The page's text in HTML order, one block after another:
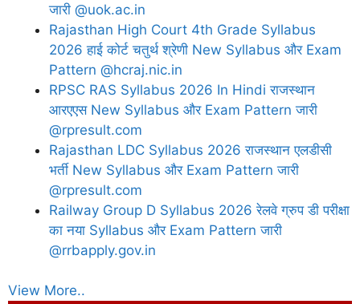
जारी @uok.ac.in
Rajasthan High Court 4th Grade Syllabus
2026 हाई कोर्ट चतुर्थ श्रेणी New Syllabus और Exam
Pattern @hcraj.nic.in
RPSC RAS Syllabus 2026 In Hindi राजस्थान
आरएएस New Syllabus और Exam Pattern जारी
@rpresult.com
Rajasthan LDC Syllabus 2026 राजस्थान एलडीसी
भर्ती New Syllabus और Exam Pattern जारी
@rpresult.com
Railway Group D Syllabus 2026 रेलवे ग्रुप डी परीक्षा
का नया Syllabus और Exam Pattern जारी
@rrbapply.gov.in
View More..